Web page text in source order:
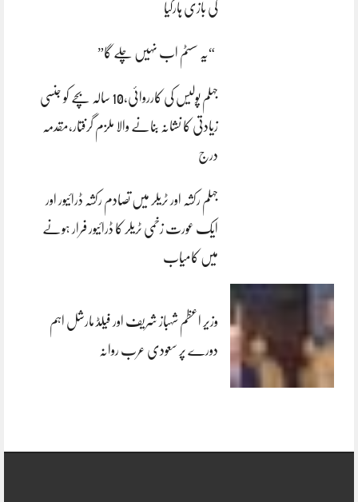
کی بازی ہارگیا
“یہ سسٹم اب نہیں چلے گا”
جہلم پولیس کی کارروائی،10 سالہ بچے کو جنسی
زیادتی کا نشانہ بنانے والا ملزم گرفتار،مقدمہ
درج
جہلم رکشہ اور ٹریلر میں تصادم رکشہ ڈرائیور اور
ایک عورت زخمی ٹریلر کا ڈرائیور فرار ہونے
میں کامیاب
وزیر اعظم شہباز شریف اور فیلڈ مارشل اہم
دورے پر سعودی عرب روانہ